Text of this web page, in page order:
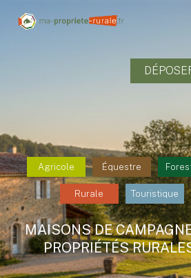
Agricole Équestre
Rurale Touristique
MAISONS DE
PROPRIÉTÉS